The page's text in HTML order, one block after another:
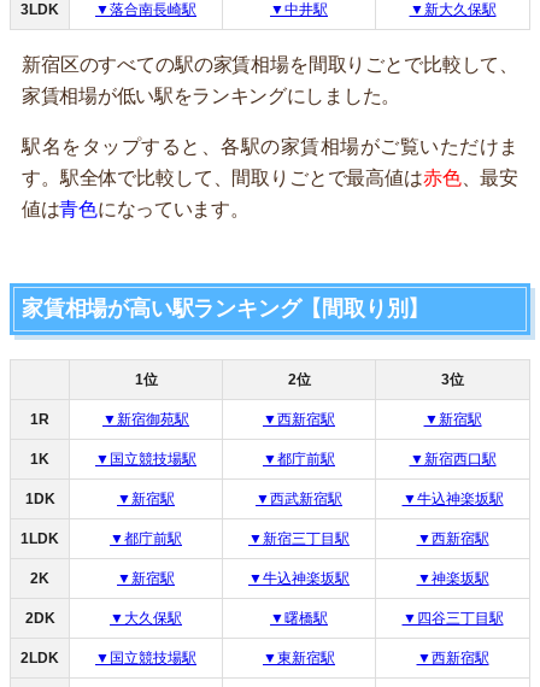
3LDK ▼落合南長崎駅 ▼中井駅 ▼新大久保駅
新宿区のすべての駅の家賃相場を間取りごとで比較して、
家賃相場が低い駅をランキングにしました。
駅名をタップすると、各駅の家賃相場がご覧いただけま
す。駅全体で比較して、間取りごとで最高値は赤色、最安
値は青色になっています。
家賃相場が高い駅ランキング【間取り別】
1位 2位 3位
1R ▼新宿御苑駅 ▼西新宿駅 ▼新宿駅
1K ▼国立競技場駅 ▼都庁前駅 ▼新宿西口駅
1DK ▼新宿駅 ▼西武新宿駅 ▼牛込神楽坂駅
1LDK ▼都庁前駅 ▼新宿三丁目駅 ▼西新宿駅
2K ▼新宿駅 ▼牛込神楽坂駅 ▼神楽坂駅
2DK ▼大久保駅 ▼曙橋駅 ▼四谷三丁目駅
2LDK ▼国立競技場駅 ▼東新宿駅 ▼西新宿駅